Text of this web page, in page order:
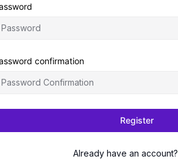
confirmation
Register
Already have an account?